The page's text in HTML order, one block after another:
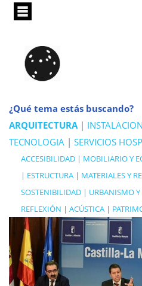
Pasar
principal
¿Qué tema estás buscando?
ARQUITECTURA|
TECNOLOGIA | SERVICIOS
ACCESIBILIDAD | MOBILIARIO Y
| ESTRUCTURA | MATERIALES Y
SOSTENIBILIDAD | URBANISMO
REFLEXIÓN | ACÚSTICA |